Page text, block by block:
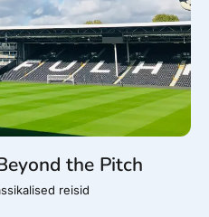
hotellides, kohvikutes ja
internetti, tasubosta
the Pitch
reisid